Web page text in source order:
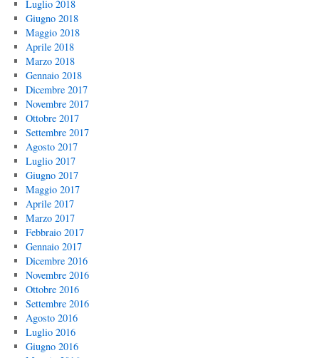
Luglio 2018
Giugno 2018
Maggio 2018
Aprile 2018
Marzo 2018
Gennaio 2018
Dicembre 2017
Novembre 2017
Ottobre 2017
Settembre 2017
Agosto 2017
Luglio 2017
Giugno 2017
Maggio 2017
Aprile 2017
Marzo 2017
Febbraio 2017
Gennaio 2017
Dicembre 2016
Novembre 2016
Ottobre 2016
Settembre 2016
Agosto 2016
Luglio 2016
Giugno 2016